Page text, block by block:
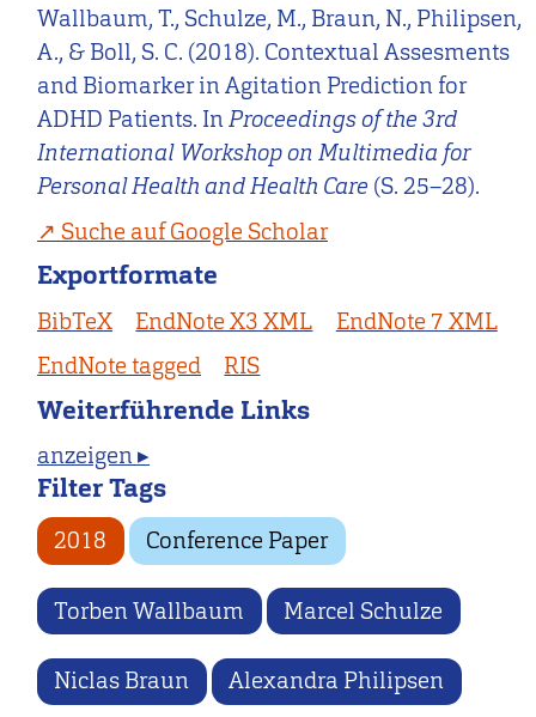
Wallbaum, T., Schulze, M., Braun, N., Philipsen,
A., & Boll, S. C. (2018). Contextual Assesments
and Biomarker in Agitation Prediction for
ADHD Patients. InProceedings of the 3rd
International Workshop on Multimedia for
Personal Health and Health Care (S. 25–28).
Suche auf Google Scholar
Exportformate
BibTeX EndNote X3 XML
EndNote 7 XML
EndNote tagged
RIS
Weiterführende Links
anzeigen ▸
Filter Tags
2018 Conference Paper
Torben Wallbaum Marcel Schulze
Niclas Braun Alexandra Philipsen